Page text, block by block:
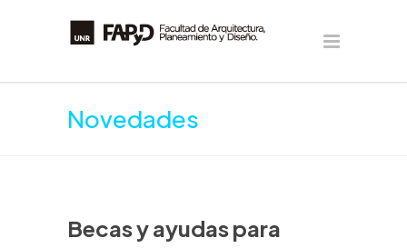
Novedades
Becas y ayudas para